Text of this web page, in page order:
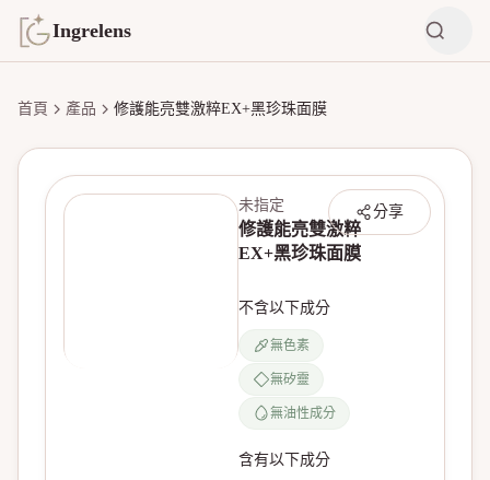
Ingrelens
首頁 產品 修護能亮雙激粹EX+黑珍珠面膜
分享
未指定
修護能亮雙激粹
EX+黑珍珠面膜
不含以下成分
無色素
無矽靈
無油性成分
含有以下成分